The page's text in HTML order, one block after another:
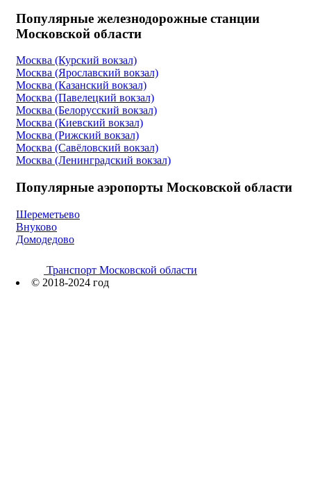
Популярные железнодорожные станции
Московской области
Москва (Курский вокзал)
Москва (Ярославский вокзал)
Москва (Казанский вокзал)
Москва (Павелецкий вокзал)
Москва (Белорусский вокзал)
Москва (Киевский вокзал)
Москва (Рижский вокзал)
Москва (Савёловский вокзал)
Москва (Ленинградский вокзал)
Популярные аэропорты Московской области
Шереметьево
Внуково
Домодедово
Транспорт Московской области
© 2018-2024 год